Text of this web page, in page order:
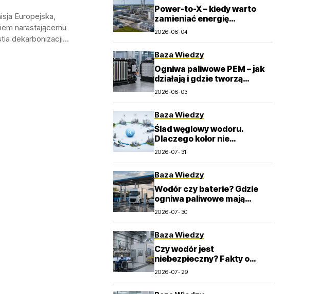
Europejska,
narastającemu
dekarbonizacji
Power-to-X – kiedy warto
zamieniać energię
odnawialną w wodór i e-
2026-08-04
Baza Wiedzy
Ogniwa paliwowe PEM – jak
działają i gdzie tworzą
wartość dla przemysłu?
2026-08-03
Baza Wiedzy
Ślad węglowy wodoru.
Dlaczego kolor nie
wystarcza do oceny emisji? –
2026-07-31
Baza Wiedzy
Wodór czy baterie? Gdzie
ogniwa paliwowe mają
największy sens w
2026-07-30
Baza Wiedzy
Czy wodór jest
niebezpieczny? Fakty o
zapłonie, wentylacji i detekcji
2026-07-29